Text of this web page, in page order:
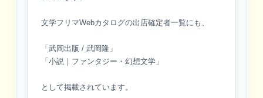
文学フリマWebカタログの出店確定者一覧にも、
「武岡出版 / 武岡隆」
「小説｜ファンタジー・幻想文学」
として掲載されています。